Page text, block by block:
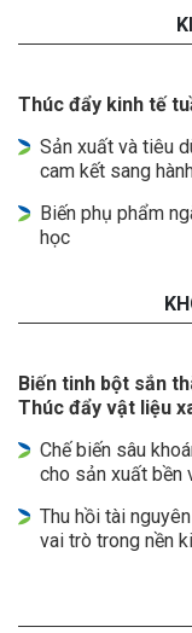
Thúc đẩy kinh tế
Sản xuất và tiêu
cam kết sang
Biến phụ phẩm
học
Biến tinh bột sắn
Thúc đẩy vật liệu
Chế biến sâu
cho sản xuất bền
Thu hồi tài
vai trò trong nền